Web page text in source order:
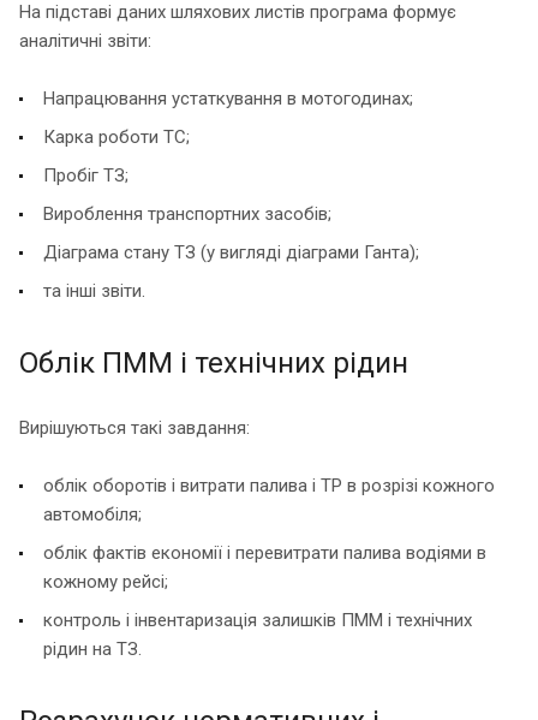
На підставі даних шляхових листів програма формує
аналітичні звіти:
Напрацювання устаткування в мотогодинах;
Карка роботи ТС;
Пробіг ТЗ;
Вироблення транспортних засобів;
Діаграма стану ТЗ (у вигляді діаграми Ганта);
та інші звіти.
Облік ПММ і технічних рідин
Вирішуються такі завдання:
облік оборотів і витрати палива і ТР в розрізі кожного
автомобіля;
облік фактів економії і перевитрати палива водіями в
кожному рейсі;
контроль і інвентаризація залишків ПММ і технічних
рідин на ТЗ.